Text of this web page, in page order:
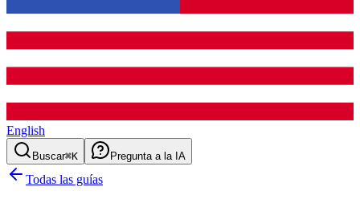
English
Buscar⌘K Pregunta a la IA
Todas las guías